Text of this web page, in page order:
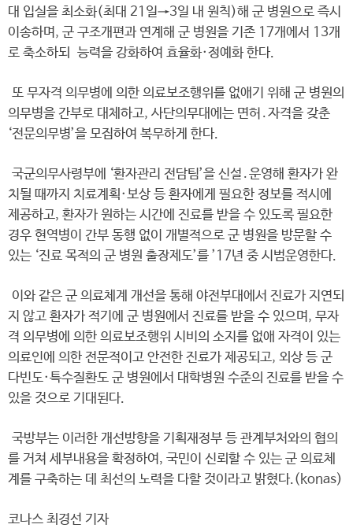
대 입실을 최소화(최대 21일→3일 내 원칙)해 군 병원으로 즉시
이송하며, 군 구조개편과 연계해 군 병원을 기존 17개에서 13개
로 축소하되 능력을 강화하여 효율화·정예화 한다.
또 무자격 의무병에 의한 의료보조행위를 없애기 위해 군 병원의
의무병을 간부로 대체하고, 사단의무대에는 면허․자격을 갖춘
‘전문의무병’을 모집하여 복무하게 한다.
국군의무사령부에 ‘환자관리 전담팀’을 신설․운영해 환자가 완
치될 때까지 치료계획·보상 등 환자에게 필요한 정보를 적시에
제공하고, 환자가 원하는 시간에 진료를 받을 수 있도록 필요한
경우 현역병이 간부 동행 없이 개별적으로 군 병원을 방문할 수
있는 ‘진료 목적의 군 병원 출장제도’를 ’17년 중 시범운영한다.
이와 같은 군 의료체계 개선을 통해 야전부대에서 진료가 지연되
지 않고 환자가 적기에 군 병원에서 진료를 받을 수 있으며, 무자
격 의무병에 의한 의료보조행위 시비의 소지를 없애 자격이 있는
의료인에 의한 전문적이고 안전한 진료가 제공되고, 외상 등 군
다빈도·특수질환도 군 병원에서 대학병원 수준의 진료를 받을 수
있을 것으로 기대된다.
국방부는 이러한 개선방향을 기획재정부 등 관계부처와의 협의
를 거쳐 세부내용을 확정하여, 국민이 신뢰할 수 있는 군 의료체
계를 구축하는 데 최선의 노력을 다할 것이라고 밝혔다.(konas)
코나스 최경선 기자